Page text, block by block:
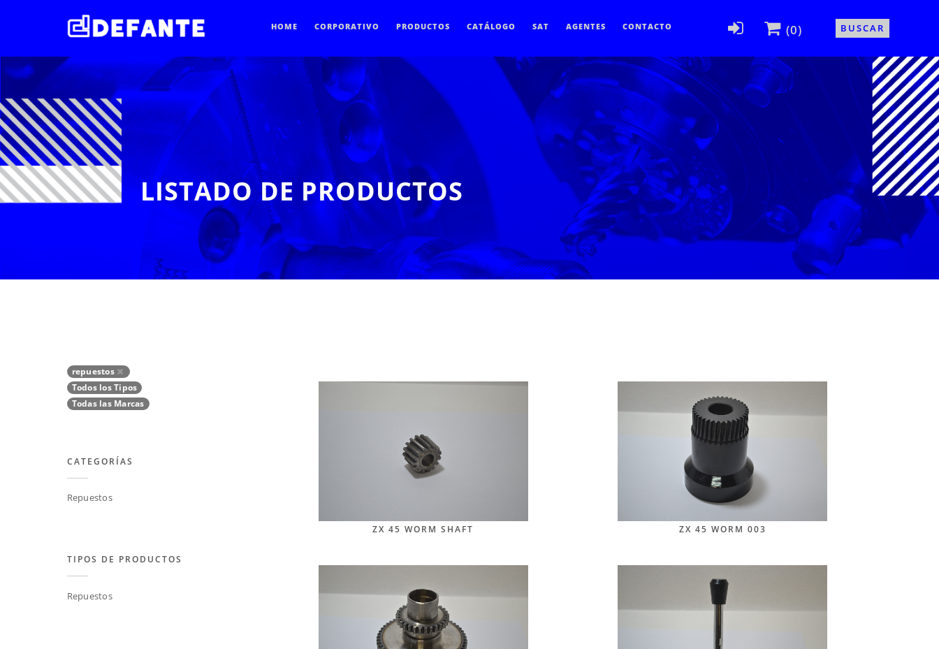
BUSCAR
(0)
HOME CORPORATIVO PRODUCTOS CATÁLOGO SAT AGENTES CONTACTO
LISTADO DE PRODUCTOS
repuestos
Todos los Tipos
Todas las Marcas
CATEGORÍAS
Repuestos
TIPOS DE PRODUCTOS
Repuestos
ZX 45 WORM SHAFT ZX 45 WORM 003